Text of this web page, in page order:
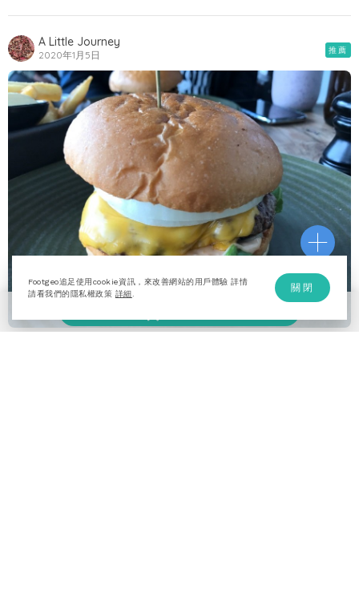
A Little Journey
2020年1月5日 推薦
Footgeo追足使用cookie資訊，來改善網站的用戶體驗 詳情
請看我們的隱私權政策 詳細
關閉